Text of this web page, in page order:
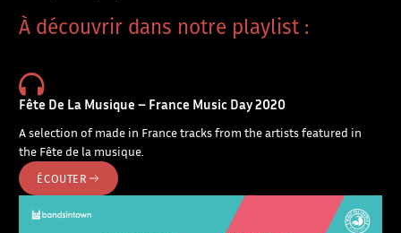
À découvrir dans notre playlist :
Fête De La Musique – France Music Day 2020
A selection of made in France tracks from the artists featured in
the Fête de la musique.
ÉCOUTER